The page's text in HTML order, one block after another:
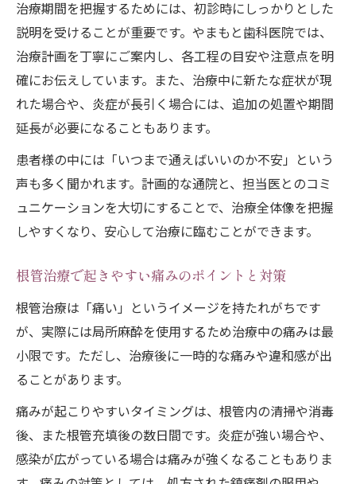
治療期間を把握するためには、初診時にしっかりとした
説明を受けることが重要です。やまもと歯科医院では、
治療計画を丁寧にご案内し、各工程の目安や注意点を明
確にお伝えしています。また、治療中に新たな症状が現
れた場合や、炎症が長引く場合には、追加の処置や期間
延長が必要になることもあります。
患者様の中には「いつまで通えばいいのか不安」という
声も多く聞かれます。計画的な通院と、担当医とのコミ
ュニケーションを大切にすることで、治療全体像を把握
しやすくなり、安心して治療に臨むことができます。
根管治療で起きやすい痛みのポイントと対策
根管治療は「痛い」というイメージを持たれがちです
が、実際には局所麻酔を使用するため治療中の痛みは最
小限です。ただし、治療後に一時的な痛みや違和感が出
ることがあります。
痛みが起こりやすいタイミングは、根管内の清掃や消毒
後、また根管充填後の数日間です。炎症が強い場合や、
感染が広がっている場合は痛みが強くなることもありま